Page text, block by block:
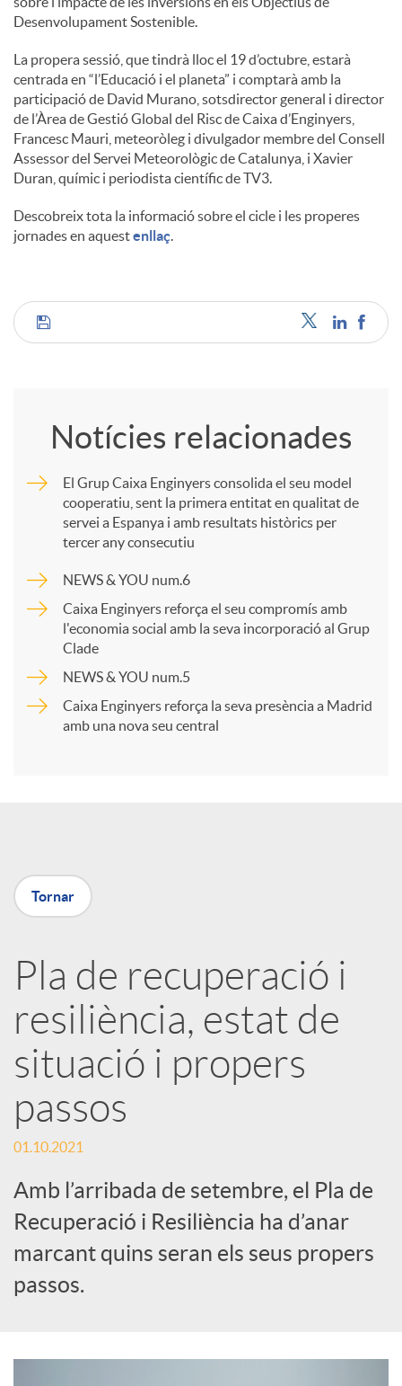
Desenvolupament Sostenible.
La propera sessió, que tindrà lloc el 19 d’octubre, estarà
centrada en “l’Educació i el planeta” i comptarà amb la
participació de David Murano, sotsdirector general i director
de l’Àrea de Gestió Global del Risc de Caixa d’Enginyers,
Francesc Mauri, meteoròleg i divulgador membre del Consell
Assessor del Servei Meteorològic de Catalunya, i Xavier
Duran, químic i periodista científic de TV3.
Descobreix tota la informació sobre el cicle i les properes
jornades en aquestenllaç.
C
m
a
t
a
X
a
r
x
e
s
S
Notícies relacionades
El Grup Caixa Enginyers consolida el seu model
cooperatiu, sent la primera entitat en qualitat de
servei a Espanya i amb resultats històrics per
tercer any consecutiu
NEWS & YOU num.6
Caixa Enginyers reforça el seu compromís amb
l'economia social amb la seva incorporació al Grup
Clade
NEWS & YOU num.5
Caixa Enginyers reforça la seva presència a Madrid
amb una nova seu central
Tornar
Pla de recuperació i
resiliència, estat de
situació i propers
passos
01.10.2021
Amb l’arribada de setembre, el Pla de
Recuperació i Resiliència ha d’anar
marcant quins seran els seus propers
passos.